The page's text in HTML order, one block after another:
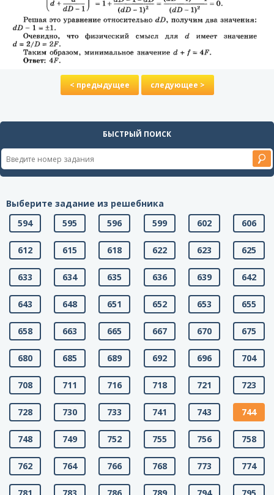
< предыдущее следующее >
БЫСТРЫЙ ПОИСК
Выберите задание из решебника
594
595 596 599 602 606
612 615 618 622 623 625
633 634 635 636 639 642
643 648 651 652 653 655
658 663 665 667 670 675
680 685 689 692 696 704
708 711 716 718 721 723
728 730 733 741 743 744
748 749 752 755 756 758
762 764 766 768 773 774